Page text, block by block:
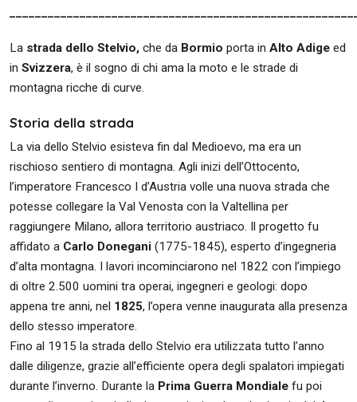
La strada dello Stelvio, che da Bormio porta in Alto Adige ed
in Svizzera, è il sogno di chi ama la moto e le strade di
montagna ricche di curve.
Storia della strada
La via dello Stelvio esisteva fin dal Medioevo, ma era un
rischioso sentiero di montagna. Agli inizi dell’Ottocento,
l’imperatore Francesco I d’Austria volle una nuova strada che
potesse collegare la Val Venosta con la Valtellina per
raggiungere Milano, allora territorio austriaco. Il progetto fu
affidato a Carlo Donegani (1775-1845), esperto d’ingegneria
d’alta montagna. I lavori incominciarono nel 1822 con l’impiego
di oltre 2.500 uomini tra operai, ingegneri e geologi: dopo
appena tre anni, nel 1825, l’opera venne inaugurata alla presenza
dello stesso imperatore.
Fino al 1915 la strada dello Stelvio era utilizzata tutto l’anno
dalle diligenze, grazie all’efficiente opera degli spalatori impiegati
durante l’inverno. Durante la Prima Guerra Mondiale fu poi